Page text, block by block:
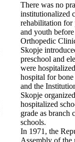
There was no
institutionalized
rehabilitation for
and youth
Orthopedic
Skopje
preschool and
were
hospital for
and the
Skopje
hospitalized
grade as branch
schools.
In 1971, the